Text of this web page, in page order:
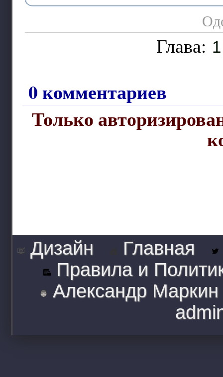
Глава: 1
0 комментариев
Только
Дизайн Главная
Правила и
Александр Маркин